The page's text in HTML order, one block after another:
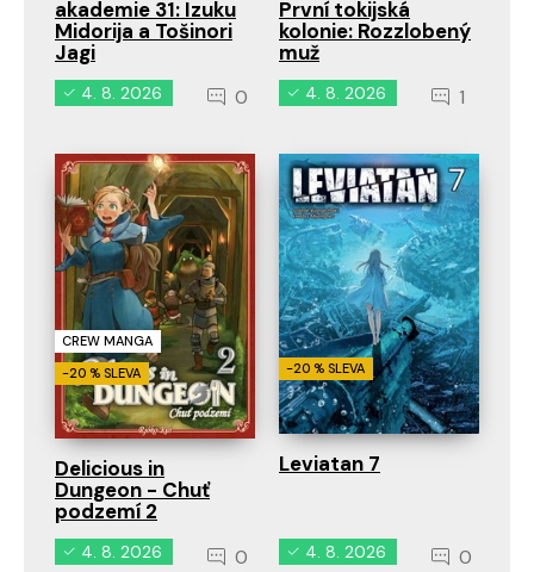
akademie 31: Izuku
Midorija a Tošinori
Jagi
4. 8. 2026 0
První tokijská
kolonie: Rozzlobený
muž
4. 8. 2026 1
CREW MANGA
-20 % SLEVA
Delicious in
Dungeon - Chuť
podzemí 2
4. 8. 2026 0
-20 % SLEVA
Leviatan 7
4. 8. 2026 0